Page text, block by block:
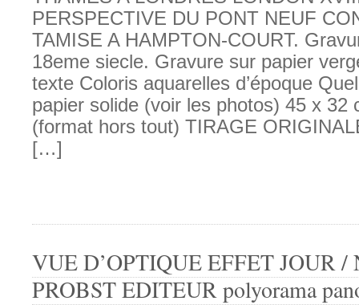
PERSPECTIVE DU PONT NEUF
TAMISE A HAMPTON-COURT.
18eme siecle. Gravure sur papier
texte Coloris aquarelles d’époque
papier solide (voir les photos) 45 x 32
(format hors tout) TIRAGE
[…]
VUE D’OPTIQUE EFFET JOUR
PROBST EDITEUR polyorama